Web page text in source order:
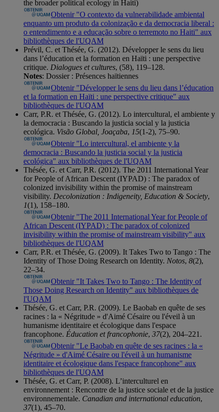
the broader political ecology in Haiti)
Obtenir "O contexto da vulnerabilidade ambiental
enquanto um produto da colonização e da democracia liberal :
o entendimento e a educação sobre o terremoto no Haiti" aux
bibliothèques de l'UQAM
Prévil, C. et Thésée, G. (2012). Développer le sens du lieu
dans l’éducation et la formation en Haïti : une perspective
critique. Dialogues et cultures, (58), 119–128.
Notes: Dossier : Présences haïtiennes
Obtenir "Développer le sens du lieu dans l’éducation
et la formation en Haïti : une perspective critique" aux
bibliothèques de l'UQAM
Carr, P.R. et Thésée, G. (2012). Lo intercultural, el ambiente y
la democracia : Buscando la justicia social y la justicia
ecológica. Visão Global, Joaçaba, 15(1-2), 75–90.
Obtenir "Lo intercultural, el ambiente y la
democracia : Buscando la justicia social y la justicia
ecológica" aux bibliothèques de l'UQAM
Thésée, G. et Carr, P.R. (2012). The 2011 International Year
for People of African Descent (IYPAD) : The paradox of
colonized invisibility within the promise of mainstream
visibility. Decolonization : Indigeneity, Education & Society,
1(1), 158–180.
Obtenir "The 2011 International Year for People of
African Descent (IYPAD) : The paradox of colonized
invisibility within the promise of mainstream visibility" aux
bibliothèques de l'UQAM
Carr, P.R. et Thésée, G. (2009). It Takes Two to Tango : The
Identity of Those Doing Research on Identity. Notos, 8(2),
22–34.
Obtenir "It Takes Two to Tango : The Identity of
Those Doing Research on Identity" aux bibliothèques de
l'UQAM
Thésée, G. et Carr, P.R. (2009). Le Baobab en quête de ses
racines : la « Négritude » d'Aimé Césaire ou l'éveil à un
humanisme identitaire et écologique dans l'espace
francophone. Éducation et francophonie, 37(2), 204–221.
Obtenir "Le Baobab en quête de ses racines : la «
Négritude » d'Aimé Césaire ou l'éveil à un humanisme
identitaire et écologique dans l'espace francophone" aux
bibliothèques de l'UQAM
Thésée, G. et Carr, P. (2008). L’interculturel en
environnement : Rencontre de la justice sociale et de la justice
environnementale. Canadian and international education,
37(1), 45–70.